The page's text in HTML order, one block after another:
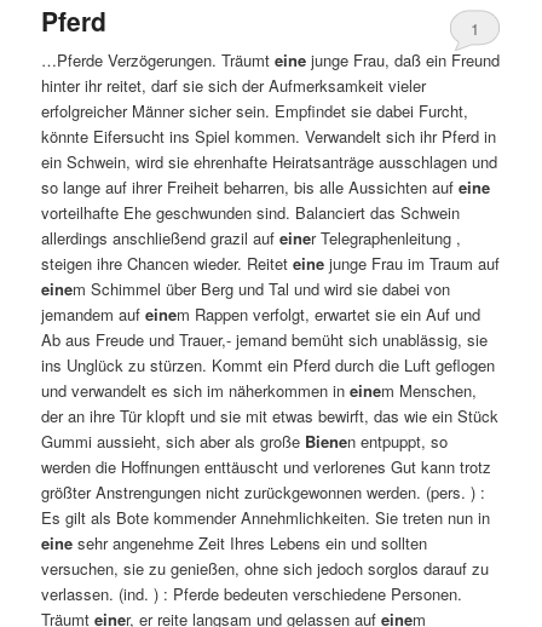
Pferd
1
…Pferde Verzögerungen. Träumteine junge Frau, daß ein Freund
hinter ihr reitet, darf sie sich der Aufmerksamkeit vieler
erfolgreicher Männer sicher sein. Empfindet sie dabei Furcht,
könnte Eifersucht ins Spiel kommen. Verwandelt sich ihr Pferd in
ein Schwein, wird sie ehrenhafte Heiratsanträge ausschlagen und
so lange auf ihrer Freiheit beharren, bis alle Aussichten aufeine
vorteilhafte Ehe geschwunden sind. Balanciert das Schwein
allerdings anschließend grazil aufeiner Telegraphenleitung ,
steigen ihre Chancen wieder. Reiteteine junge Frau im Traum auf
einem Schimmel über Berg und Tal und wird sie dabei von
jemandem aufeinem Rappen verfolgt, erwartet sie ein Auf und
Ab aus Freude und Trauer,- jemand bemüht sich unablässig, sie
ins Unglück zu stürzen. Kommt ein Pferd durch die Luft geflogen
und verwandelt es sich im näherkommen ineinem Menschen,
der an ihre Tür klopft und sie mit etwas bewirft, das wie ein Stück
Gummi aussieht, sich aber als große Bienen entpuppt, so
werden die Hoffnungen enttäuscht und verlorenes Gut kann trotz
größter Anstrengungen nicht zurückgewonnen werden. (pers. ) :
Es gilt als Bote kommender Annehmlichkeiten. Sie treten nun in
eine sehr angenehme Zeit Ihres Lebens ein und sollten
versuchen, sie zu genießen, ohne sich jedoch sorglos darauf zu
verlassen. (ind. ) : Pferde bedeuten verschiedene Personen.
Träumteiner, er reite langsam und gelassen aufeinem